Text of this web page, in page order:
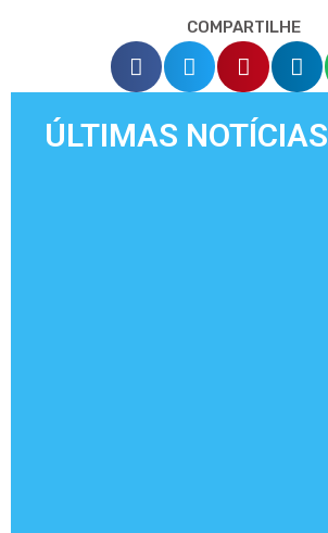
COMPARTILHE
ÚLTIMAS NOTÍCIAS